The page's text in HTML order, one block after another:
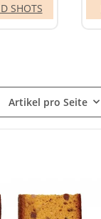
SHOTS
Artikel pro Seite